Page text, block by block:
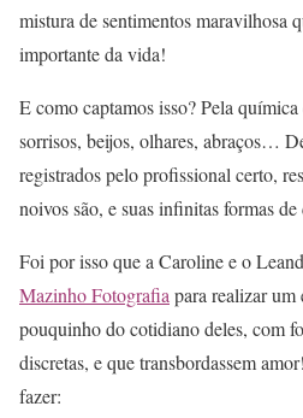
mistura de sentimentos maravilhosa
importante da vida!
E como captamos isso? Pela
sorrisos, beijos, olhares, abraços…
registrados pelo profissional certo,
noivos são, e suas infinitas formas
Foi por isso que a Caroline e o
Mazinho Fotografia para realizar um
pouquinho do cotidiano deles, com
discretas, e que transbordassem
fazer: